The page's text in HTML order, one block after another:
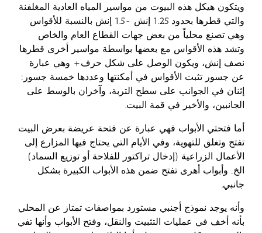
ويتكون هيكل هذه البيوت من مواسير المياه العادية المغلفنة
والتي قطرها بحدود 1.25 إنش -1.5 إنش بالنسبة للأقواس
وهي تصنع محلياً من بعض جهات القطاع العام والخاص
وتشد هذه الأقواس مع بعضها بواسطة مواسير أخرى قطرها
نصف إنش، ويكون الوصل على شكل حرف+ وهي عبارة
عن جسور تثبت الأقواس في أمكنتها وعددها خمسة جسور:
إثنان في الجوانب على سطح التربة، وآخران بالوسط على
الجانبين، والأخير في قمة البيت.
أما فتحتي الأبواب فهي عبارة عن فتحة عريضة بعرض البيت
تفتح وتغلق للتهوية، وفي الأيام التي يحتاج فيها المزارع إلى
الأعمال الزراعية (إدخال تراكتور للفلاحة أو توزيع السماد)
الخ.. وأبواب أهرى تفتح ضمن هذه الأبواب الكبيرة بشكل
جانبي.
وأنه يوجد نموذج أجنبي مستورد بمواصفات تمتاز عن المحلي
بأنه أخف في عمليات التثبيت والنقل، وفتح الأبواب وأنها تفي